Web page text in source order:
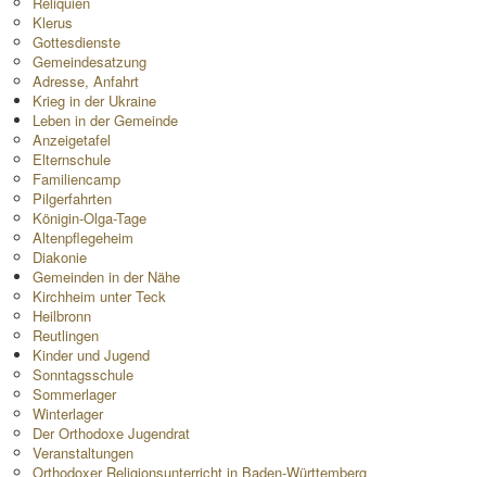
Klerus
Gottesdienste
Gemeindesatzung
Adresse, Anfahrt
Krieg in der Ukraine
Leben in der Gemeinde
Anzeigetafel
Elternschule
Familiencamp
Pilgerfahrten
Königin-Olga-Tage
Altenpflegeheim
Diakonie
Gemeinden in der Nähe
Kirchheim unter Teck
Heilbronn
Reutlingen
Kinder und Jugend
Sonntagsschule
Sommerlager
Winterlager
Der Orthodoxe Jugendrat
Veranstaltungen
Orthodoxer Religionsunterricht in Baden-Württemberg